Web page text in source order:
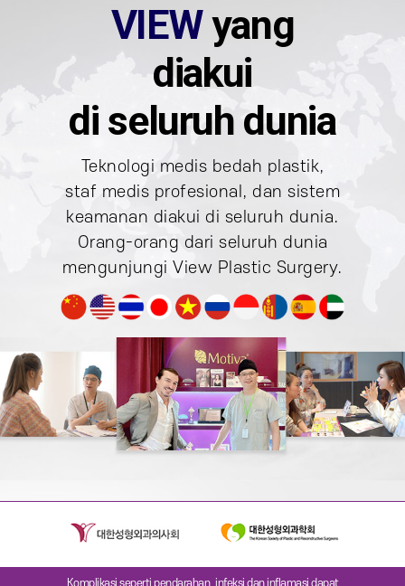
VIEWyang
diakui
di seluruh dunia
Teknologi medis bedah plastik,
staf medis profesional, dan sistem
keamanan diakui di seluruh dunia.
Orang-orang dari seluruh dunia
mengunjungiView Plastic Surgery.
Komplikasi seperti pendarahan, infeksi dan inflamasi dapat